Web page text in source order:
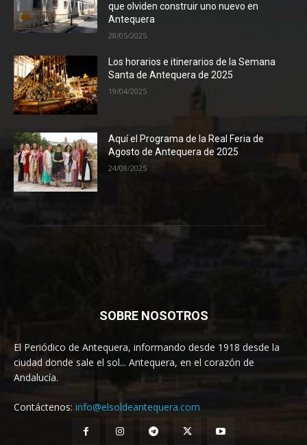
que olviden construir uno nuevo en
Antequera
28/05/2025
Los horarios e itinerarios de la Semana
Santa de Antequera de 2025
19/04/2025
Aquí el Programa de la Real Feria de
Agosto de Antequera de 2025
24/08/2025
SOBRE NOSOTROS
El Periódico de Antequera, informando desde 1918 desde la
ciudad donde sale el sol... Antequera, en el corazón de
Andalucía.
Contáctenos: info@elsoldeantequera.com